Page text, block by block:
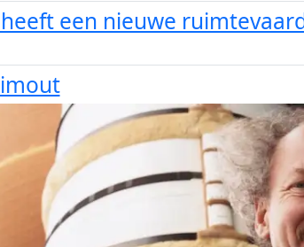
een nieuwe